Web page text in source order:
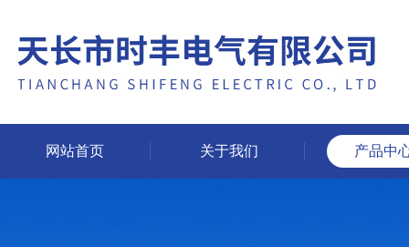
网站首页 关于我们 产品中